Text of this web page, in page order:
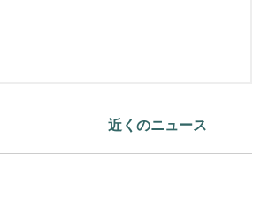
近くのニュース